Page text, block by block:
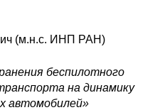
(м.н.с. ИНП РАН)
беспилотного
на динамику
автомобилей»